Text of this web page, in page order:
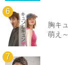
胸キ
萌え～